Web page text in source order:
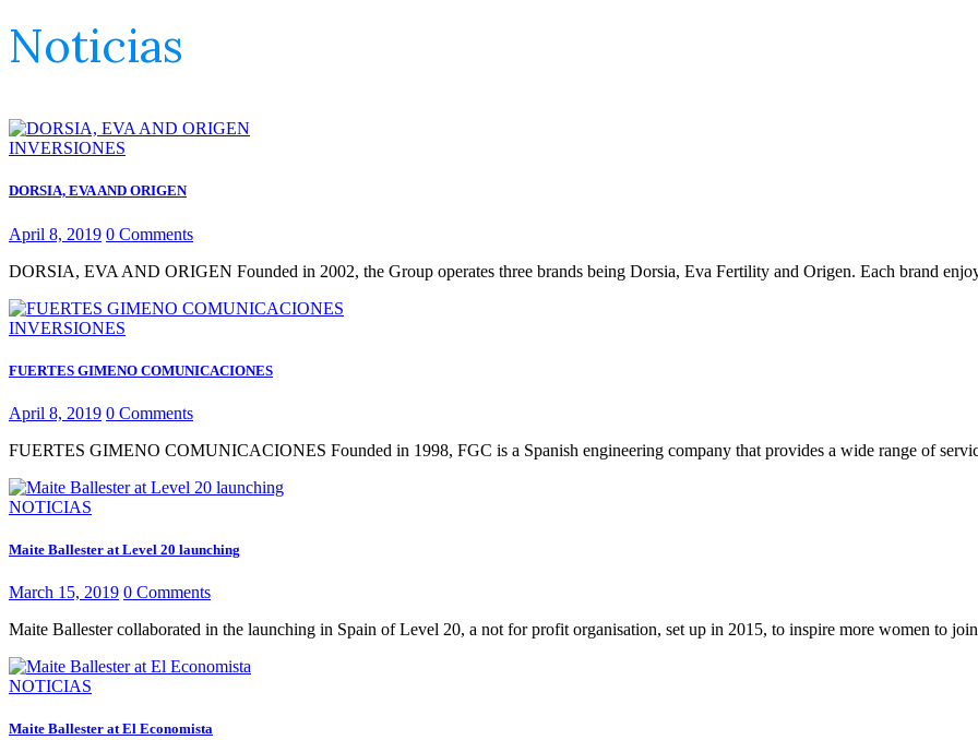
Noticias
INVERSIONES
DORSIA, EVA AND ORIGEN
April 8, 2019 0 Comments
DORSIA, EVA AND ORIGEN Founded in 2002, the Group operates three brands being Dorsia, Eva Fertility and Origen. Each brand
INVERSIONES
FUERTES GIMENO COMUNICACIONES
April 8, 2019 0 Comments
FUERTES GIMENO COMUNICACIONES Founded in 1998, FGC is a Spanish engineering company that provides a wide range of
NOTICIAS
Maite Ballester at Level 20 launching
March 15, 2019 0 Comments
Maite Ballester collaborated in the launching in Spain of Level 20, a not for profit organisation, set up in 2015, to inspire more women to
NOTICIAS
Maite Ballester at El Economista